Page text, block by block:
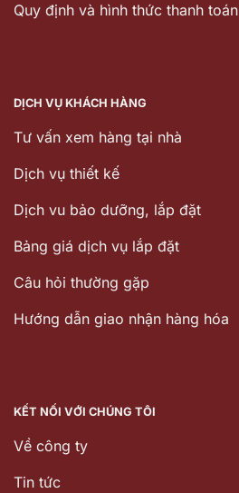
Quy định và hình thức thanh toán
DỊCH VỤ KHÁCH HÀNG
Tư vấn xem hàng tại nhà
Dịch vụ thiết kế
Dịch vu bảo dưỡng, lắp đặt
Bảng giá dịch vụ lắp đặt
Câu hỏi thường gặp
Hướng dẫn giao nhận hàng hóa
KẾT NỐI VỚI CHÚNG TÔI
Về công ty
Tin tức